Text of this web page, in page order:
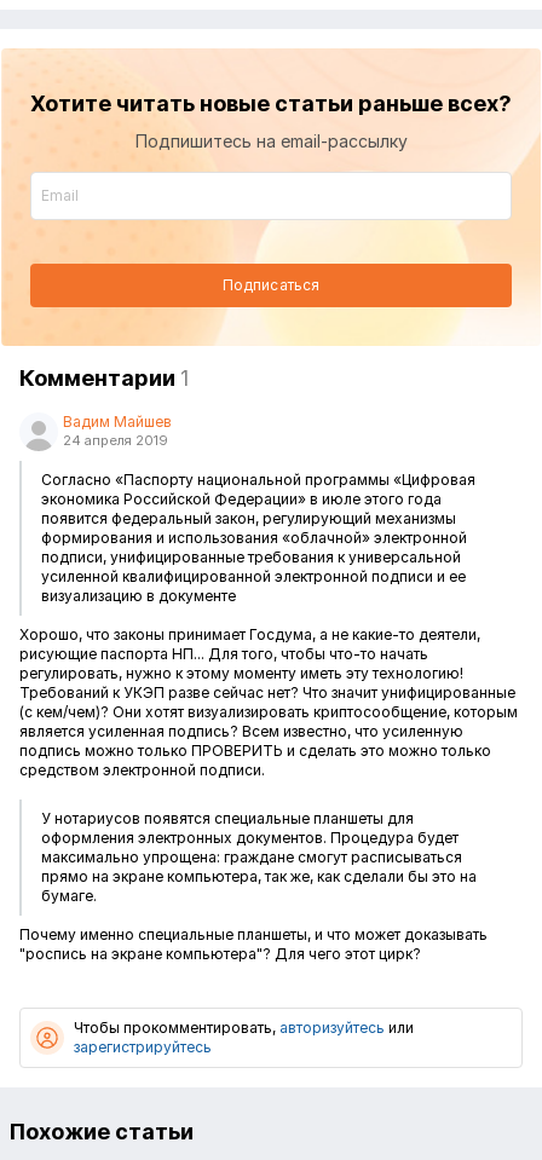
Хотите читать новые статьи раньше всех?
Подпишитесь на email-рассылку
Подписаться
Комментарии 1
Вадим Майшев
24 апреля 2019
Согласно «Паспорту национальной программы «Цифровая
экономика Российской Федерации» в июле этого года
появится федеральный закон, регулирующий механизмы
формирования и использования «облачной» электронной
подписи, унифицированные требования к универсальной
усиленной квалифицированной электронной подписи и ее
визуализацию в документе
Хорошо, что законы принимает Госдума, а не какие-то деятели,
рисующие паспорта НП... Для того, чтобы что-то начать
регулировать, нужно к этому моменту иметь эту технологию!
Требований к УКЭП разве сейчас нет? Что значит унифицированные
(с кем/чем)? Они хотят визуализировать криптосообщение, которым
является усиленная подпись? Всем известно, что усиленную
подпись можно только ПРОВЕРИТЬ и сделать это можно только
средством электронной подписи.
У нотариусов появятся специальные планшеты для
оформления электронных документов. Процедура будет
максимально упрощена: граждане смогут расписываться
прямо на экране компьютера, так же, как сделали бы это на
бумаге.
Почему именно специальные планшеты, и что может доказывать
"роспись на экране компьютера"? Для чего этот цирк?
Чтобы прокомментировать, авторизуйтесь или
зарегистрируйтесь
Похожие статьи